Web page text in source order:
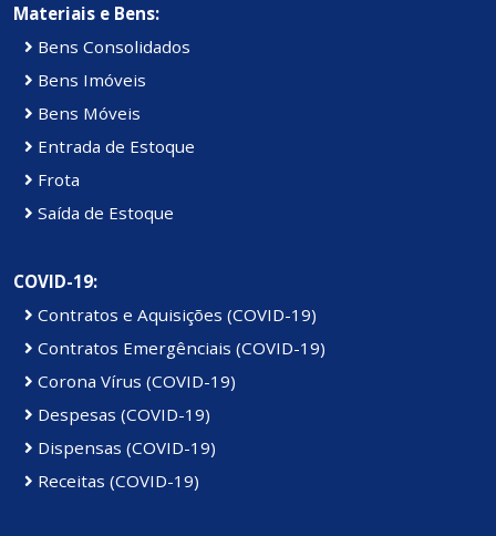
Materiais e Bens:
Bens Consolidados
Bens Imóveis
Bens Móveis
Entrada de Estoque
Frota
Saída de Estoque
COVID-19:
Contratos e Aquisições (COVID-19)
Contratos Emergênciais (COVID-19)
Corona Vírus (COVID-19)
Despesas (COVID-19)
Dispensas (COVID-19)
Receitas (COVID-19)